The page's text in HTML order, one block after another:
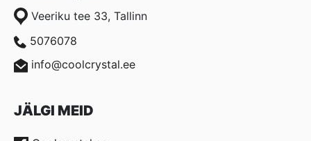
Veeriku tee 33, Tallinn
5076078
info@coolcrystal.ee
JÄLGI MEID